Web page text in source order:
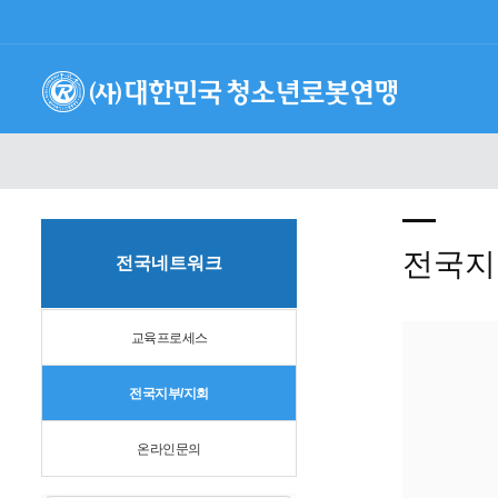
전국네트워크
교육프로세스
전국지부/지회
온라인문의
전국